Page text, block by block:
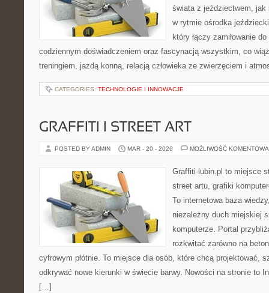
świata z jeździectwem,
w rytmie ośrodka
który łączy zamiłowanie
codziennym doświadczeniem oraz fascynacją wszystkim, co
treningiem, jazdą konną, relacją człowieka ze zwierzęciem i
CATEGORIES: TECHNOLOGIE I INNOWACJE
GRAFFITI I STREET ART
POSTED BY ADMIN MAR - 20 - 2026 MOŻLIWOŚĆ
Graffiti-lubin.pl to miejsce
street artu, grafiki
To internetowa baza
niezależny duch miejskiej
komputerze. Portal
rozkwitać zarówno na
cyfrowym płótnie. To miejsce dla osób, które chcą projektować,
odkrywać nowe kierunki w świecie barwy. Nowości na stronie to
[…]